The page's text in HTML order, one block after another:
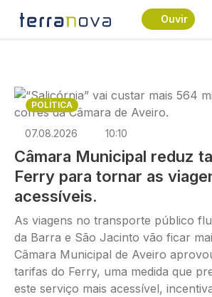
Passar para o conteúdo principal
Ouvir
Imagem
POLÍTICA
07.08.2026 10:10
Câmara Municipal reduz
Ferry para tornar as
acessíveis.
As viagens no transporte público
da Barra e São Jacinto vão ficar
Câmara Municipal de Aveiro
tarifas do Ferry, uma medida que
este serviço mais acessível,